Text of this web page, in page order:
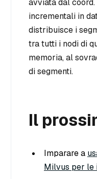
avviata dal
incrementali in
distribuisce i
tra tutti i nodi di
memoria, al
di segmenti.
Il
Imparare a
Milvus per le